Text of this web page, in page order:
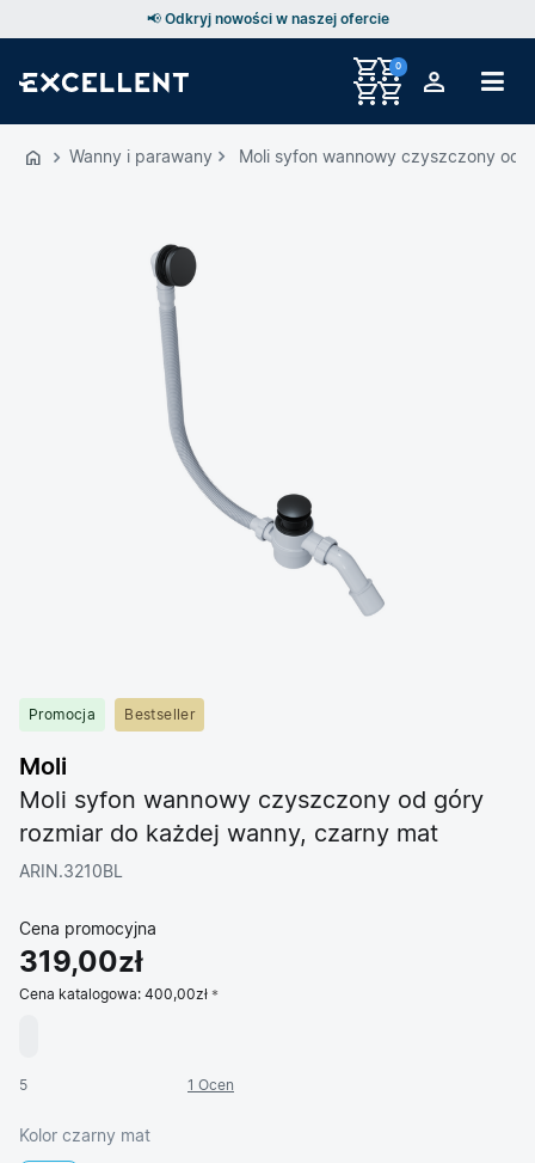
UŻYTKOWNIKA
WYSZUKIWARKI
📢 Odkryj nowości w naszej ofercie
0
Wanny i parawany Moli syfon wannowy czyszczony od
Promocja Bestseller
Moli
Moli syfon wannowy czyszczony od góry
rozmiar do każdej wanny, czarny mat
ARIN.3210BL
Cena promocyjna
319,00zł
Cena katalogowa: 400,00zł
5 1 Ocen
Kolor czarny mat